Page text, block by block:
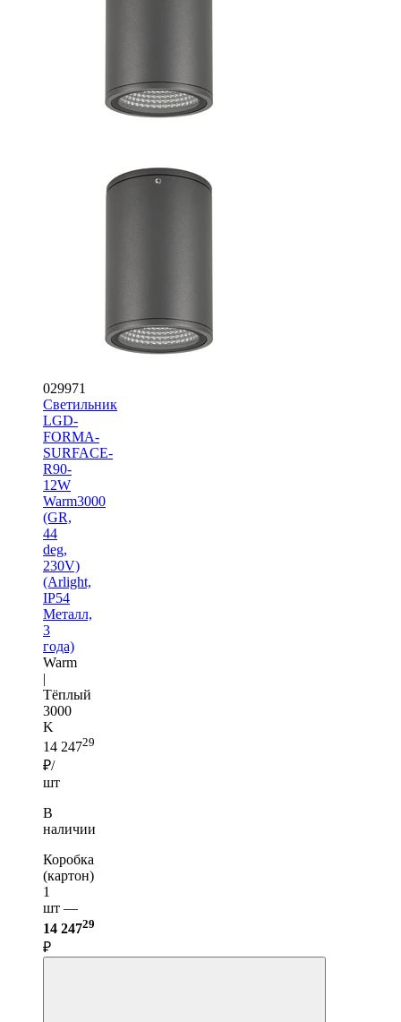
029971
Светильник
LGD-
FORMA-
SURFACE-
R90-
12W
Warm3000
(GR,
44
deg,
230V)
(Arlight,
IP54
Металл,
3
года)
Warm
|
Тёплый
3000
K
14 24729
₽/
шт
В
наличии
Коробка
(картон)
1
шт —
14 24729
₽